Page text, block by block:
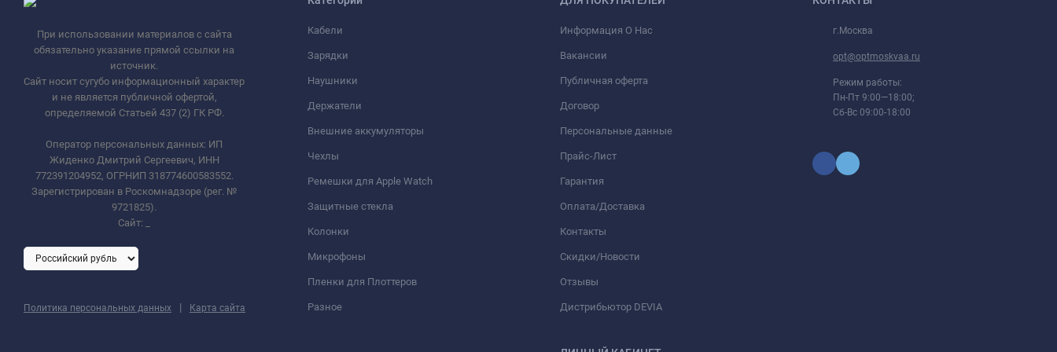
При использовании материалов с сайта
обязательно указание прямой ссылки на
источник.
Сайт носит сугубо информационный характер
и не является публичной офертой,
определяемой Статьей 437 (2) ГК РФ.
Оператор персональных данных: ИП
Жиденко Дмитрий Сергеевич, ИНН
772391204952, ОГРНИП 318774600583552.
Зарегистрирован в Роскомнадзоре (рег. №
9721825).
Сайт:
Политика персональных данных | Карта сайта
Кабели
Зарядки
Наушники
Держатели
Внешние аккумуляторы
Чехлы
Ремешки для Apple Watch
Защитные стекла
Колонки
Микрофоны
Пленки для Плоттеров
Разное
Информация О Нас
Вакансии
Публичная оферта
Договор
Персональные данные
Прайс-Лист
Гарантия
Оплата/Доставка
Контакты
Скидки/Новости
Отзывы
Дистрибьютор DEVIA
г.Москва
opt@optmoskvaa.ru
Режим работы:
Пн-Пт 9:00—18:00;
Сб-Вс 09:00-18:00